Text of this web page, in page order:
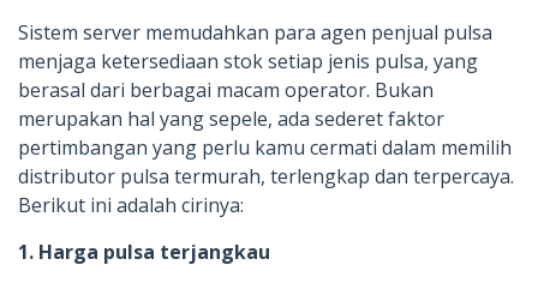
Sistem server memudahkan para agen penjual pulsa
menjaga ketersediaan stok setiap jenis pulsa, yang
berasal dari berbagai macam operator. Bukan
merupakan hal yang sepele, ada sederet faktor
pertimbangan yang perlu kamu cermati dalam memilih
distributor pulsa termurah, terlengkap dan terpercaya.
Berikut ini adalah cirinya:
1. Harga pulsa terjangkau